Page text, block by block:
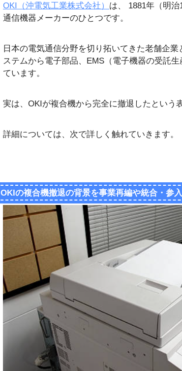
OKI（沖電気工業株式会社） は、 1881年（明
通信機器メーカーのひとつです。
日本の電気通信分野を切り拓いてきた老舗企
ステムから電子部品、EMS（電子機器の受託
ています。
実は、OKIが複合機から完全に撤退したという
詳細については、次で詳しく触れていきます。
OKIの複合機撤退の背景を事業再編や統合・参